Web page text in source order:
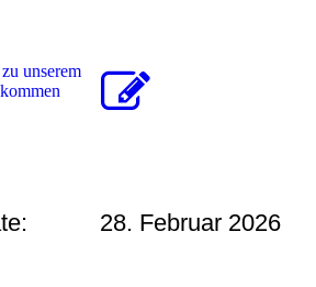
unserem
28. Februar 2026